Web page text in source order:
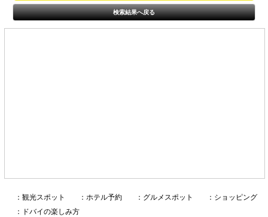
検索結果へ戻る
：観光スポット ：ホテル予約 ：グルメスポット
：ショッピング
：ドバイの楽しみ方